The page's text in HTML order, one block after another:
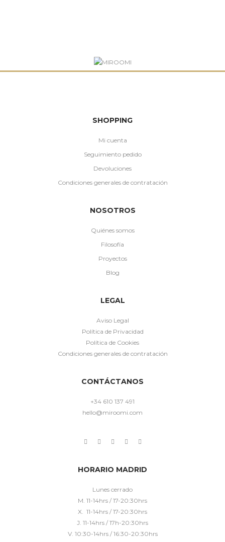
SHOPPING
Mi cuenta
Seguimiento pedido
Devoluciones
Condiciones generales de contratación
NOSOTROS
Quiénes somos
Filosofía
Proyectos
Blog
LEGAL
Aviso Legal
Política de Privacidad
Política de Cookies
Condiciones generales de contratación
CONTÁCTANOS
+34 610 137 491
hello@miroomi.com
HORARIO MADRID
Lunes cerrado
M. 11-14hrs / 17-20:30hrs
X. 11-14hrs / 17-20:30hrs
J. 11-14hrs / 17h-20:30hrs
V. 10:30-14hrs / 16:30-20:30hrs